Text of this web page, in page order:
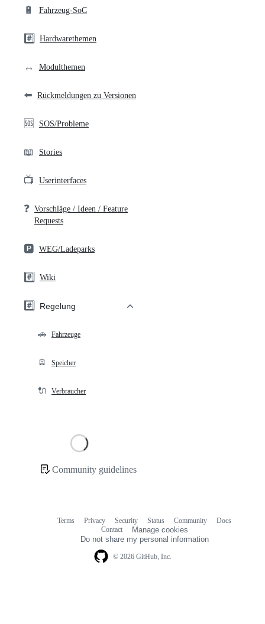
🔋 Fahrzeug-SoC
#️⃣ Hardwarethemen
↔️ Modulthemen
⬅️ Rückmeldungen zu Versionen
🆘 SOS/Probleme
📖 Stories
📺 Userinterfaces
❓ Vorschläge / Ideen / Feature
Requests
🅿️ WEG/Ladeparks
#️⃣ Wiki
#️⃣ Regelung
🚗 Fahrzeuge
🪫 Speicher
🔌 Verbraucher
Community guidelines
© 2026 GitHub, Inc.
Terms Privacy Security Status Community
Docs
Contact
Manage cookies
Do not share my personal information